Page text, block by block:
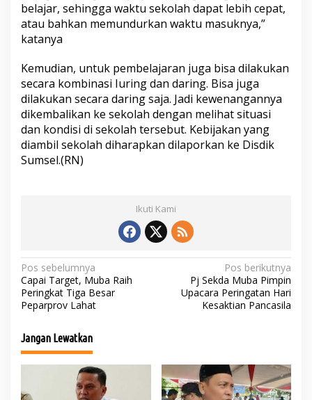
belajar, sehingga waktu sekolah dapat lebih cepat,
atau bahkan memundurkan waktu masuknya,”
katanya
Kemudian, untuk pembelajaran juga bisa dilakukan
secara kombinasi Iuring dan daring. Bisa juga
dilakukan secara daring saja. Jadi kewenangannya
dikembalikan ke sekolah dengan melihat situasi
dan kondisi di sekolah tersebut. Kebijakan yang
diambil sekolah diharapkan dilaporkan ke Disdik
Sumsel.(RN)
Ikuti Kami
N
a
v
i
g
a
s
Pos sebelumnya
Capai Target, Muba Raih
Peringkat Tiga Besar
Peparprov Lahat
Pos berikutnya
Pj Sekda Muba Pimpin
Upacara Peringatan Hari
Kesaktian Pancasila
Jangan Lewatkan